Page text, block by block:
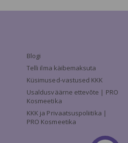
Blogi
Telli ilma käibemaksuta
Küsimused-vastused KKK
Usaldusväärne ettevõte | PRO
Kosmeetika
KKK ja Privaatsuspoliitika |
PRO Kosmeetika